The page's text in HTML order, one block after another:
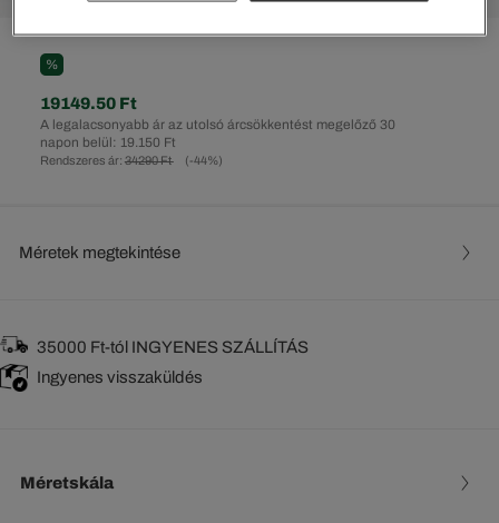
%
Rendszeres ár: 34290 Ft (-44%)
A legalacsonyabb ár az utolsó árcsökkentést megelőző 30
napon belül: 19.150 Ft
19149.50 Ft
Méretek megtekintése
35000 Ft-tól INGYENES SZÁLLÍTÁS
Ingyenes visszaküldés
Méretskála